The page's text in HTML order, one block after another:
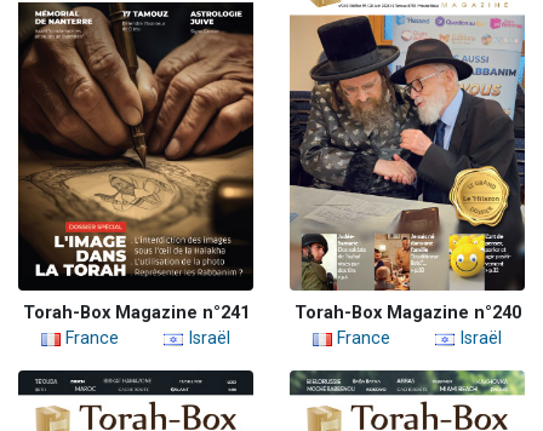
Torah-Box Magazine n°241
France
Israël
Torah-Box Magazine n°240
France
Israël